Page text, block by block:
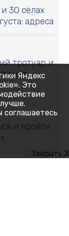
30 сёлах
адреса
тротуар и
и пройти
Закрыть X
Яндекс
Это
соглашаетесь